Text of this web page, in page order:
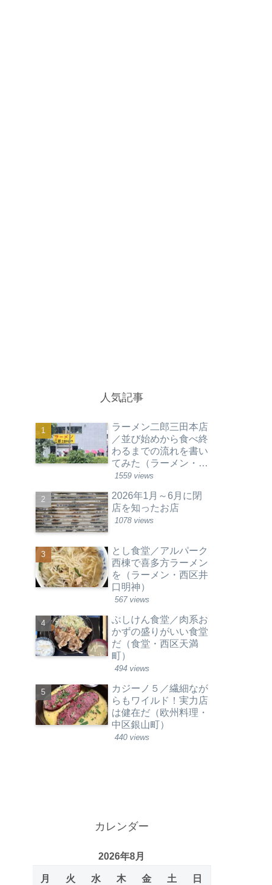
人気記事
ラーメン二郎三田本店
／並び始めから食べ終
わるまでの流れを書い
てみた（ラーメン・東
京都港区）
1559 views
2026年1月～6月に閉
店を知ったお店
1078 views
とし食堂／アルパーク
西棟で喜多方ラーメン
を（ラーメン・西区井
口明神）
567 views
ぶしけん食堂／肉系お
かずの盛りがいい食堂
だ（食堂・西区天満
町）
494 views
カジーノ５／繊細なが
らもワイルド！実力店
は健在だ（欧州料理・
中区銀山町）
440 views
カレンダー
2026年8月
月 火 水 木 金 土 日